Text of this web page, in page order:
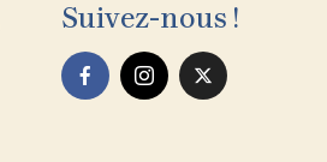
Suivez-nous !